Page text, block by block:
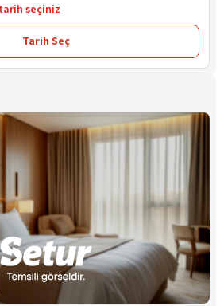
seçiniz
Tarih Seç